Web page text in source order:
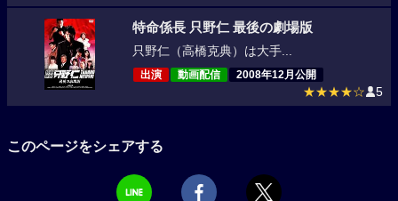
特命係長 只野仁 最後の劇場版
只野仁（高橋克典）は大手...
出演 動画配信 2008年12月公開
★★★★☆ 5
このページをシェアする